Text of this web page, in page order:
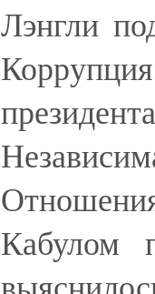
Лэнгли
Кабулом